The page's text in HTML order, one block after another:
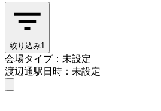
絞り込み1
会場タイプ：未設定
渡辺通駅日時：未設定